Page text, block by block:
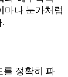
마나 눈가처럼
.
를 정확히 파